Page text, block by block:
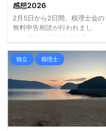
ちょっと想像してみることも
た結果、「やっぱり、無理だ
な、、」とすぐ結論はでま
す。 ...
感想2026
2月5日から2日間、税理士会の
無料申告相談が行われまし
た。 去年に引き続き出島メッ
してきました。 無事？終わっ
たので所感というか、再認識
したことなど少し書いてみま
す。 通勤大変 無料申告相談
に従事しての感想としては、
といった感じでしょうか。 現
在の自宅仕事とは違う環境と
独立 税理士